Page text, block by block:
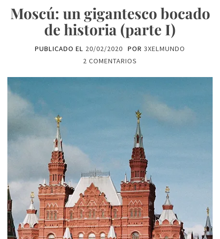
Moscú: un gigantesco bocado
de historia (parte I)
PUBLICADO EL 20/02/2020 POR 3XELMUNDO
2 COMENTARIOS